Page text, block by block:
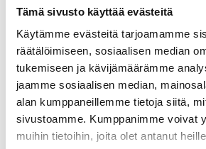
Tämä sivusto käyttää evästeitä
Käytämme evästeitä tarjoamamme
räätälöimiseen, sosiaalisen median
tukemiseen ja kävijämäärämme
jaamme sosiaalisen median,
alan kumppaneillemme tietoja siitä,
sivustoamme. Kumppanimme voivat
muihin tietoihin, joita olet antanut
Tajunnanvirta Tarotpöytä
Tajunnanvirta Kädestäennustaja
Tajunnanvirta Päivänväri
telepatia / meedio
noituus ja loitsut
riimut
Tietäjän